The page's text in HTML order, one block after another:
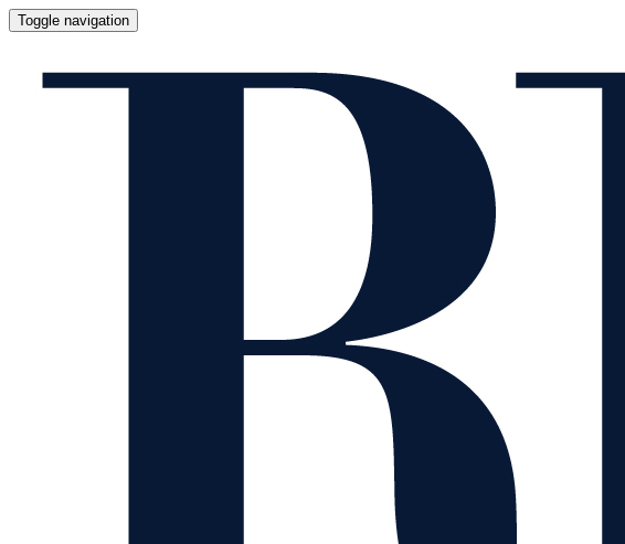
Toggle navigation